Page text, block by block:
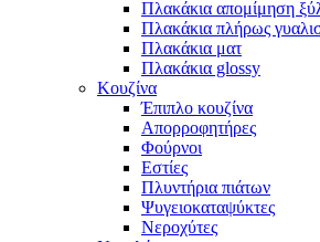
Πλακάκια απομίμηση
Πλακάκια πλήρως
Πλακάκια ματ
Πλακάκια glossy
Κουζίνα
Έπιπλο κουζίνα
Απορροφητήρες
Φούρνοι
Εστίες
Πλυντήρια πιάτων
Ψυγειοκαταψύκτες
Νεροχύτες